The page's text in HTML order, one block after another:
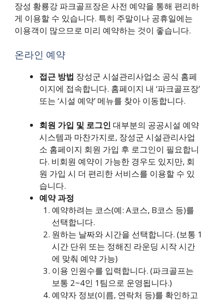
장성 황룡강 파크골프장은 사전 예약을 통해 편리하
게 이용할 수 있습니다. 특히 주말이나 공휴일에는
이용객이 많으므로 미리 예약하는 것이 좋습니다.
온라인 예약
접근 방법 장성군 시설관리사업소 공식 홈페
이지에 접속합니다. 홈페이지 내 ‘파크골프장’
또는 ‘시설 예약’ 메뉴를 찾아 이동합니다.
회원 가입 및 로그인 대부분의 공공시설 예약
시스템과 마찬가지로, 장성군 시설관리사업
소 홈페이지 회원 가입 후 로그인이 필요합니
다. 비회원 예약이 가능한 경우도 있지만, 회
원 가입 시 더 편리한 서비스를 이용할 수 있
습니다.
예약 과정
예약하려는 코스(예: A코스, B코스 등)를
선택합니다.
원하는 날짜와 시간을 선택합니다. (보통 1
시간 단위 또는 정해진 라운딩 시작 시간
에 맞춰 예약 가능)
이용 인원수를 입력합니다. (파크골프는
보통 2~4인 1팀으로 운영됩니다.)
예약자 정보(이름, 연락처 등)를 확인하고